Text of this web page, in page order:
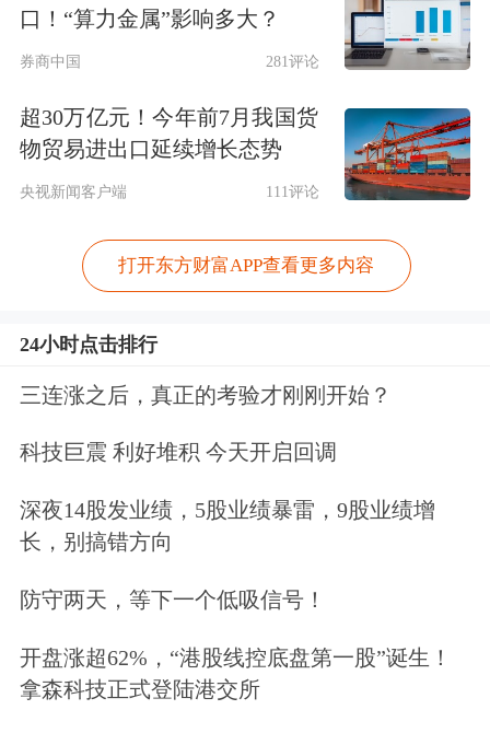
口！“算力金属”影响多大？
券商中国 281评论
超30万亿元！今年前7月我国货
物贸易进出口延续增长态势
央视新闻客户端 111评论
打开东方财富APP查看更多内容
24小时点击排行
三连涨之后，真正的考验才刚刚开始？
科技巨震 利好堆积 今天开启回调
深夜14股发业绩，5股业绩暴雷，9股业绩增
长，别搞错方向
防守两天，等下一个低吸信号！
开盘涨超62%，“港股线控底盘第一股”诞生！
拿森科技正式登陆港交所